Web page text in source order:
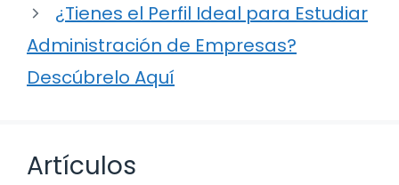
¿Tienes el Perfil Ideal para Estudiar
Administración de Empresas?
Descúbrelo Aquí
Artículos